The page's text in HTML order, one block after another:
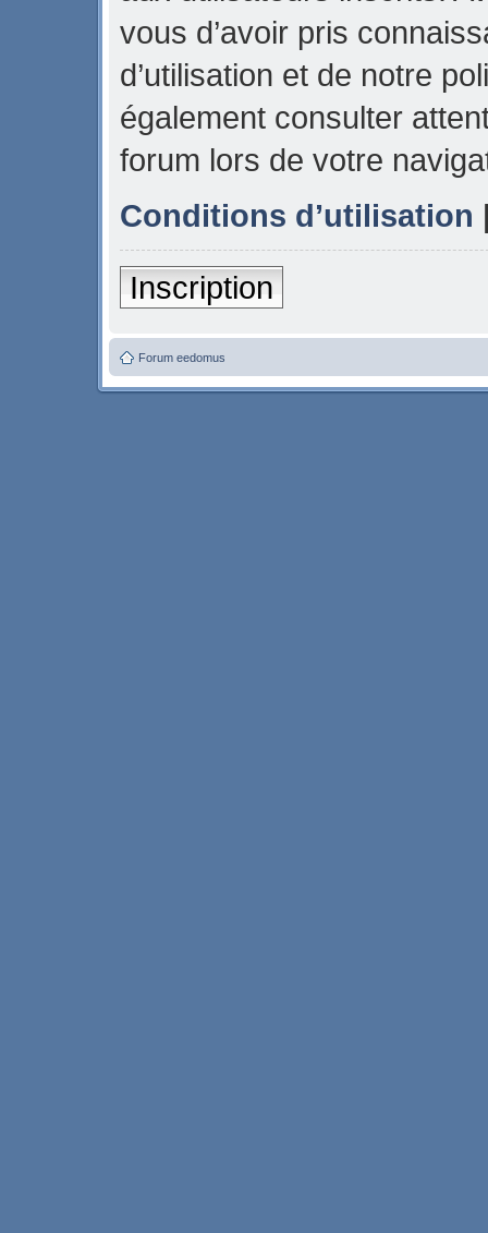
vous d’avoir pris
d’utilisation et de notre
également consulter
forum lors de votre
Conditions d’utilisation
Inscription
Forum eedomus